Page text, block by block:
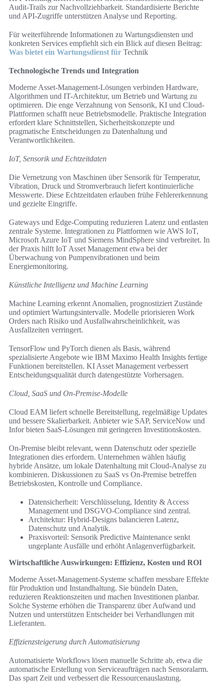
Audit-Trails zur Nachvollziehbarkeit. Standardisierte Berichte
und API-Zugriffe unterstützen Analyse und Reporting.
Für weiterführende Informationen zu Wartungsdiensten und
konkreten Services empfiehlt sich ein Blick auf diesen Beitrag:
Was bietet ein Wartungsdienst für Technik
Technologische Trends und Integration
Moderne Asset-Management-Lösungen verbinden Hardware,
Algorithmen und IT-Architektur, um Betrieb und Wartung zu
optimieren. Die enge Verzahnung von Sensorik, KI und Cloud-
Plattformen schafft neue Betriebsmodelle. Praktische Integration
erfordert klare Schnittstellen, Sicherheitskonzepte und
pragmatische Entscheidungen zu Datenhaltung und
Verantwortlichkeiten.
IoT, Sensorik und Echtzeitdaten
Die Vernetzung von Maschinen über Sensorik für Temperatur,
Vibration, Druck und Stromverbrauch liefert kontinuierliche
Messwerte. Diese Echtzeitdaten erlauben frühe Fehlererkennung
und gezielte Eingriffe.
Gateways und Edge-Computing reduzieren Latenz und entlasten
zentrale Systeme. Integrationen zu Plattformen wie AWS IoT,
Microsoft Azure IoT und Siemens MindSphere sind verbreitet. In
der Praxis hilft IoT Asset Management etwa bei der
Überwachung von Pumpenvibrationen und beim
Energiemonitoring.
Künstliche Intelligenz und Machine Learning
Machine Learning erkennt Anomalien, prognostiziert Zustände
und optimiert Wartungsintervalle. Modelle priorisieren Work
Orders nach Risiko und Ausfallwahrscheinlichkeit, was
Ausfallzeiten verringert.
TensorFlow und PyTorch dienen als Basis, während
spezialisierte Angebote wie IBM Maximo Health Insights fertige
Funktionen bereitstellen. KI Asset Management verbessert
Entscheidungsqualität durch datengestützte Vorhersagen.
Cloud, SaaS und On-Premise-Modelle
Cloud EAM liefert schnelle Bereitstellung, regelmäßige Updates
und bessere Skalierbarkeit. Anbieter wie SAP, ServiceNow und
Infor bieten SaaS-Lösungen mit geringeren Investitionskosten.
On-Premise bleibt relevant, wenn Datenschutz oder spezielle
Integrationen dies erfordern. Unternehmen wählen häufig
hybride Ansätze, um lokale Datenhaltung mit Cloud-Analyse zu
kombinieren. Diskussionen zu SaaS vs On-Premise betreffen
Betriebskosten, Kontrolle und Compliance.
Datensicherheit: Verschlüsselung, Identity & Access
Management und DSGVO-Compliance sind zentral.
Architektur: Hybrid-Designs balancieren Latenz,
Datenschutz und Analytik.
Praxisvorteil: Sensorik Predictive Maintenance senkt
ungeplante Ausfälle und erhöht Anlagenverfügbarkeit.
Wirtschaftliche Auswirkungen: Effizienz, Kosten und ROI
Moderne Asset-Management-Systeme schaffen messbare Effekte
für Produktion und Instandhaltung. Sie bündeln Daten,
reduzieren Reaktionszeiten und machen Investitionen planbar.
Solche Systeme erhöhen die Transparenz über Aufwand und
Nutzen und unterstützen Entscheider bei Verhandlungen mit
Lieferanten.
Effizienzsteigerung durch Automatisierung
Automatisierte Workflows lösen manuelle Schritte ab, etwa die
automatische Erstellung von Serviceaufträgen nach Sensoralarm.
Das spart Zeit und verbessert die Ressourcenauslastung.